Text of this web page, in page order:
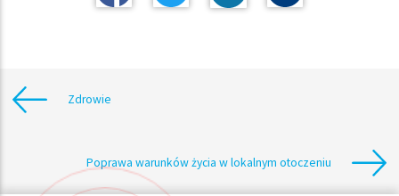
Zdrowie
Poprawa warunków życia w lokalnym otoczeniu